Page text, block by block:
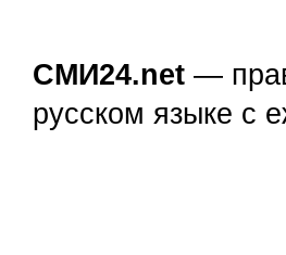
СМИ24.net —
русском языке с